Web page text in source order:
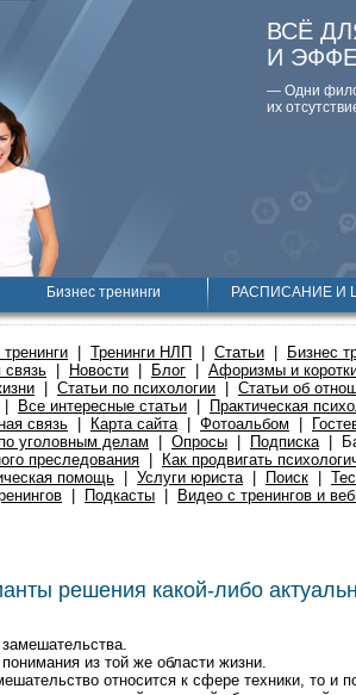
ВСЁ
И
— Одни
их
Бизнес тренинги РАСПИСАНИЕ И
Тренинги НЛП Статьи Бизнес
связь Новости Блог Афоризмы и
Статьи по психологии Статьи об
Все интересные статьи Практическая
связь Карта сайта| Фотоальбом
уголовным делам
Опросы Подписка|
преследования
Как продвигать
помощь
Услуги юриста| Поиск
Подкасты Видео с тренингов и
решения какой-либо
из той же области жизни.
относится к сфеpе техники, то и